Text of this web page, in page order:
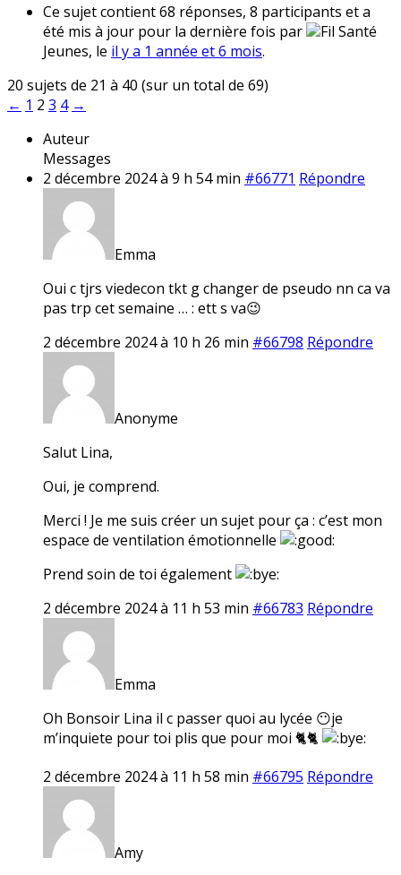
Ce sujet contient 68 réponses, 8 participants et a
été mis à jour pour la dernière fois par
Fil Santé
Jeunes, le il y a 1 année et 6 mois.
20 sujets de 21 à 40 (sur un total de 69)
← 1 2 3 4 →
Auteur
Messages
2 décembre 2024 à 9 h 54 min #66771 Répondre
Emma
Oui c tjrs viedecon tkt g changer de pseudo nn ca va
pas trp cet semaine … : ett s va😉
2 décembre 2024 à 10 h 26 min #66798 Répondre
Anonyme
Salut Lina,
Oui, je comprend.
Merci ! Je me suis créer un sujet pour ça : c’est mon
espace de ventilation émotionnelle
Prend soin de toi également
2 décembre 2024 à 11 h 53 min #66783 Répondre
Emma
Oh Bonsoir Lina il c passer quoi au lycée 😶je
m’inquiete pour toi plis que pour moi 🐈🐈
2 décembre 2024 à 11 h 58 min #66795 Répondre
Amy